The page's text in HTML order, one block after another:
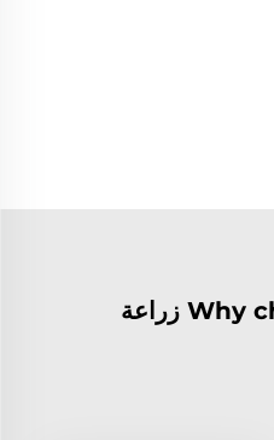
Why choose FJDIAMOND زراعة